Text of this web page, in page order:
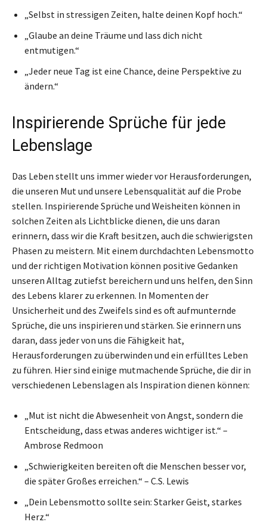
„Selbst in stressigen Zeiten, halte deinen Kopf hoch.“
„Glaube an deine Träume und lass dich nicht
entmutigen.“
„Jeder neue Tag ist eine Chance, deine Perspektive zu
ändern.“
Inspirierende Sprüche für jede
Lebenslage
Das Leben stellt uns immer wieder vor Herausforderungen,
die unseren Mut und unsere Lebensqualität auf die Probe
stellen. Inspirierende Sprüche und Weisheiten können in
solchen Zeiten als Lichtblicke dienen, die uns daran
erinnern, dass wir die Kraft besitzen, auch die schwierigsten
Phasen zu meistern. Mit einem durchdachten Lebensmotto
und der richtigen Motivation können positive Gedanken
unseren Alltag zutiefst bereichern und uns helfen, den Sinn
des Lebens klarer zu erkennen. In Momenten der
Unsicherheit und des Zweifels sind es oft aufmunternde
Sprüche, die uns inspirieren und stärken. Sie erinnern uns
daran, dass jeder von uns die Fähigkeit hat,
Herausforderungen zu überwinden und ein erfülltes Leben
zu führen. Hier sind einige mutmachende Sprüche, die dir in
verschiedenen Lebenslagen als Inspiration dienen können:
„Mut ist nicht die Abwesenheit von Angst, sondern die
Entscheidung, dass etwas anderes wichtiger ist.“ –
Ambrose Redmoon
„Schwierigkeiten bereiten oft die Menschen besser vor,
die später Großes erreichen.“ – C.S. Lewis
„Dein Lebensmotto sollte sein: Starker Geist, starkes
Herz.“